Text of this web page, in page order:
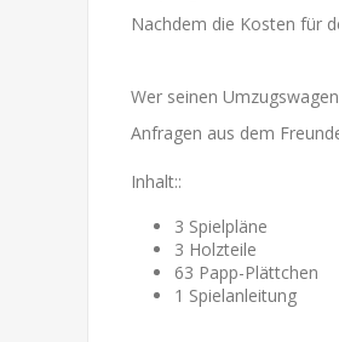
Nachdem die Kosten für
Wer seinen
Anfragen aus dem
Inhalt::
3 Spielpläne
3 Holzteile
63 Papp-Plättchen
1 Spielanleitung